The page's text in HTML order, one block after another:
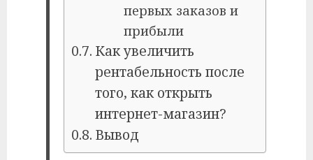
первых заказов и
прибыли
Как увеличить
рентабельность после
того, как открыть
интернет-магазин?
Вывод